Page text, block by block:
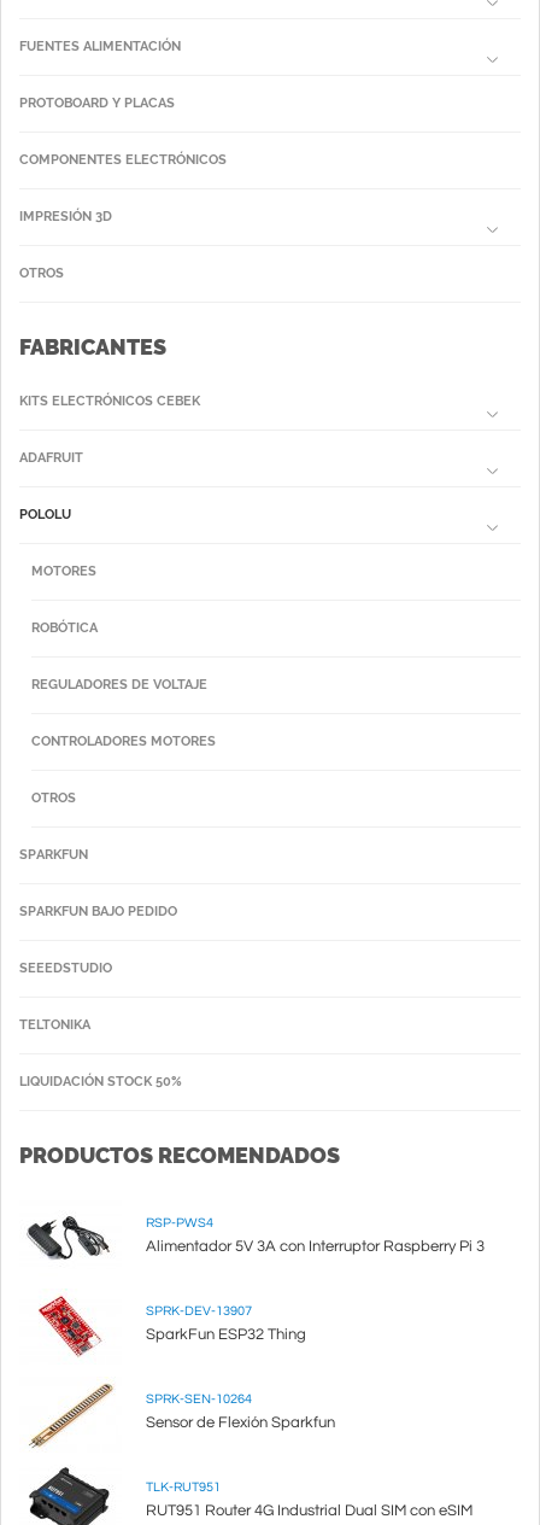
FUENTES ALIMENTACIÓN
PROTOBOARD Y PLACAS
COMPONENTES ELECTRÓNICOS
IMPRESIÓN 3D
OTROS
FABRICANTES
KITS ELECTRÓNICOS CEBEK
ADAFRUIT
POLOLU
MOTORES
ROBÓTICA
REGULADORES DE VOLTAJE
CONTROLADORES MOTORES
OTROS
SPARKFUN
SPARKFUN BAJO PEDIDO
SEEEDSTUDIO
TELTONIKA
LIQUIDACIÓN STOCK 50%
PRODUCTOS RECOMENDADOS
RSP-PWS4
Alimentador 5V 3A con Interruptor Raspberry Pi 3
SPRK-DEV-13907
SparkFun ESP32 Thing
SPRK-SEN-10264
Sensor de Flexión Sparkfun
TLK-RUT951
RUT951 Router 4G Industrial Dual SIM con eSIM